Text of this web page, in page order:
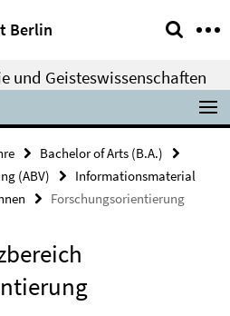
Berlin
und Geisteswissenschaften
Bachelor of Arts (B.A.)
(ABV)
Informationsmaterial
Forschungsorientierung